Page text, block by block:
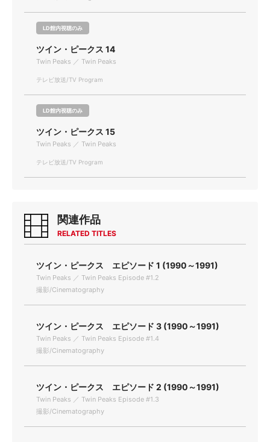
LD館内視聴のみ
ツイン・ピークス 14
Twin Peaks ／ Twin Peaks
テレビ放送/TV Program
LD館内視聴のみ
ツイン・ピークス 15
Twin Peaks ／ Twin Peaks
テレビ放送/TV Program
関連作品
RELATED TITLES
ツイン・ピークス エピソード 1 (1990～1991)
Twin Peaks ／ Twin Peaks Episode #1.2
撮影/Cinematography
ツイン・ピークス エピソード 3 (1990～1991)
Twin Peaks ／ Twin Peaks Episode #1.4
撮影/Cinematography
ツイン・ピークス エピソード 2 (1990～1991)
Twin Peaks ／ Twin Peaks Episode #1.3
撮影/Cinematography